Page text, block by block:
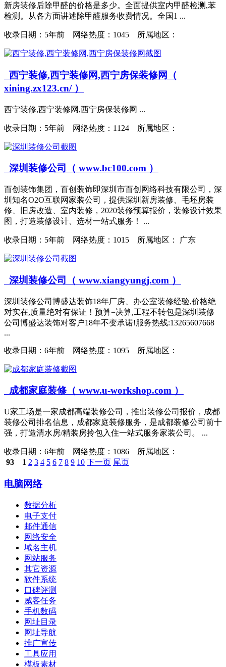
新房装修后除甲醛的价格是多少。全面提供室内甲醛检测,苯
检测。从各方面讲述除甲醛服务收费情况。全国1 ...
收录日期： 5年前 网络热度：1045 所属地区：
西宁装修,西宁装修网,西宁房保装修网（
xining.zx123.cn/ ）
西宁装修,西宁装修网,西宁房保装修网 ...
收录日期： 5年前 网络热度：1124 所属地区：
深圳装修公司（ www.bc100.com ）
百创装饰集团，百创装饰即深圳市百创网络科技有限公司，深
圳知名O2O互联网家装公司，提供深圳新房装修、毛坯房装
修、旧房改造、室内装修，2020装修预算报价，装修设计效果
图，打造装修设计、选材一站式服务！ ...
收录日期： 5年前 网络热度：1015 所属地区： 广东
深圳装修公司（ www.xiangyungj.com ）
深圳装修公司博盛达装饰18年厂房、办公室装修经验,价格绝
对实在,质量绝对有保证！预算=决算,工程不转包是深圳装修
公司博盛达装饰对客户18年不变承诺!服务热线:13265607668
...
收录日期： 6年前 网络热度：1095 所属地区：
成都家庭装修（ www.u-workshop.com ）
U家工场是一家成都高端装修公司，推出装修公司报价，成都
装修公司排名信息，成都家庭装修服务，是成都装修公司前十
强，打造清水房/精装房拎包入住一站式服务家装公司。 ...
收录日期： 6年前 网络热度：1086 所属地区：
93
1 2 3 4 5 6 7 8 9 10 下一页 尾页
电脑网络
数据分析
电子支付
邮件通信
网络安全
域名主机
网站服务
其它资源
软件系统
口碑评测
威客任务
手机数码
网址目录
网址导航
推广宣传
工具应用
模板素材